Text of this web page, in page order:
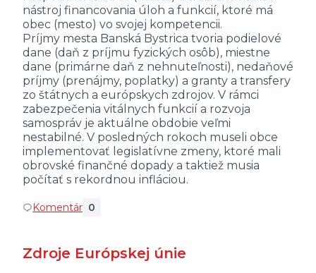
nástroj financovania úloh a funkcií, ktoré má
obec (mesto) vo svojej kompetencii.
Príjmy mesta Banská Bystrica tvoria podielové
dane (daň z príjmu fyzických osôb), miestne
dane (primárne daň z nehnuteľnosti), nedaňové
príjmy (prenájmy, poplatky) a granty a transfery
zo štátnych a európskych zdrojov. V rámci
zabezpečenia vitálnych funkcií a rozvoja
samospráv je aktuálne obdobie veľmi
nestabilné. V posledných rokoch museli obce
implementovať legislatívne zmeny, ktoré mali
obrovské finančné dopady a taktiež musia
počítať s rekordnou infláciou.
Komentár 0
Zdroje Európskej únie